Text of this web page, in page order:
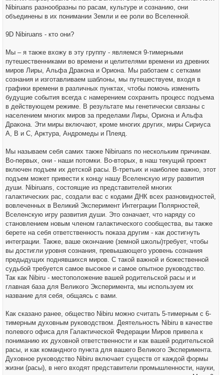
Nibiruans разнообразны по расам, культуре и сознанию, они
объединены в их понимании Земли и ее роли во Вселенной.
9D Nibiruans - кто они?
Мы – я также вхожу в эту группу - являемся 9-тимерными
путешественниками во времени и целителями времени из древних
миров Лиры, Альфа Дракона и Ориона. Мы работаем с сетками
сознания и изготавливаем шаблоны, мы путешествуем, входя в
графики времени в различных пунктах, чтобы помочь изменить
будущие события всегда с намерением сохранить процесс подъема
в действующем режиме. В результате мы генетически связаны с
населением многих миров за пределами Лиры, Ориона и Альфа
Дракона. Эти миры включают, кроме многих других, миры Сириуса
А, В и С, Арктура, Андромеды и Плеяд.
Мы называем себя самих также Nibiruans по нескольким причинам.
Во-первых, они - наши потомки. Во-вторых, в наш текущий проект
включен подъем их детской расы. В-третьих и наиболее важно, этот
подъем может привести к концу нашу Вселенскую игру развития
души. Nibiruans, состоящие из представителей многих
галактических рас, создали вас с кодами ДНК всех разновидностей,
вовлеченных в Великий Эксперимент Интеграции Полярностей,
Вселенскую игру развития души. Это означает, что наряду со
становлением новым членом галактического сообщества, вы также
берете на себя ответственность показа другим - как достигнуть
интеграции. Также, ваше окончание (земной школы)требует, чтобы
вы достигли уровня сознания, превышающего уровень сознания
предыдущих поднявшихся миров. С такой важной и божественной
судьбой требуется самое высокое и самое опытное руководство.
Так как Nibiru - местоположение вашей родительской расы и и
главная база для Великого Эксперимента, мы используем их
название для себя, общаясь с вами.
Как сказано ранее, общество Nibiru можно считать 5-тимерным с 6-
тимерным духовным руководством. Деятельность Nibiru в качестве
полевого офиса для Галактической Федерации Миров привела к
пониманию их духовной ответственности и как вашей родительской
расы, и как командного пункта для вашего Великого Эксперимента.
Духовное руководство Nibiru включает существ от каждой формы
жизни (расы), в него входят представители промышленности, науки,